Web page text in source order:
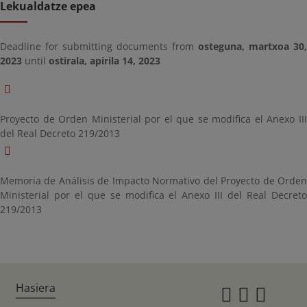
Lekualdatze epea
Deadline for submitting documents from osteguna, martxoa 30,
2023 until ostirala, apirila 14, 2023
Proyecto de Orden Ministerial por el que se modifica el Anexo III
del Real Decreto 219/2013
Memoria de Análisis de Impacto Normativo del Proyecto de Orden
Ministerial por el que se modifica el Anexo III del Real Decreto
219/2013
Hasiera